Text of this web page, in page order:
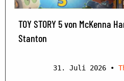
TOY STORY 5 von McKenna
Stanton
31. Juli 2026 •